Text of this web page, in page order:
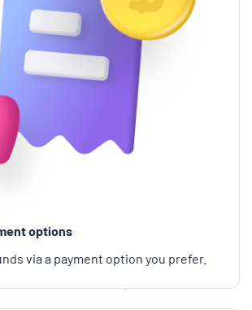
options
via a payment option you prefer.